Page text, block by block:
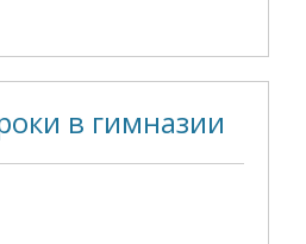
в гимназии